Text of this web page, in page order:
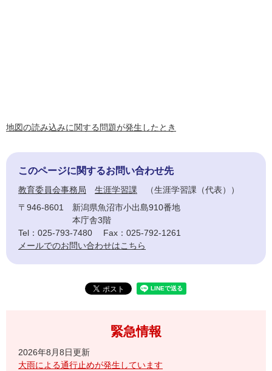
地図の読み込みに関する問題が発生したとき
このページに関するお問い合わせ先
教育委員会事務局 生涯学習課
生涯学習課（代表）
〒946-8601
新潟県魚沼市小出島910番地
本庁舎3階
Tel：025-793-7480
Fax：025-792-1261
メールでのお問い合わせはこちら
緊急情報
2026年8月8日更新
大雨による通行止めが発生しています